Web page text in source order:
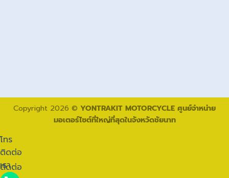
Copyright 2026 © YONTRAKIT MOTORCYCLE ศูนย์จำหน่าย
มอเตอร์ไซต์ที่ใหญ่ที่สุดในจังหวัดชัยนาท
โทร
ติดต่อ
เรา
ติดต่อ